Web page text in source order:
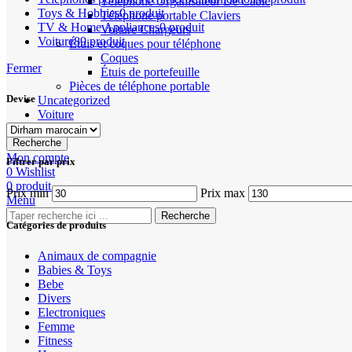
Téléphone portable Claviers
Voiture Chargeurs
Étuis et coques pour téléphone
Coques
Étuis de portefeuille
Pièces de téléphone portable
Uncategorized
Voiture
Recherche
Mon compte
0 Wishlist
0 produit 0DH
Menu
Recherche
Toys & Hobbies0 produit
TV & Home Appliances0 produit
Voiture89 produit
Fermer
Devise
Filtrer par prix
Prix min Prix max
Catégories de produits
Animaux de compagnie
Babies & Toys
Bebe
Divers
Electroniques
Femme
Fitness